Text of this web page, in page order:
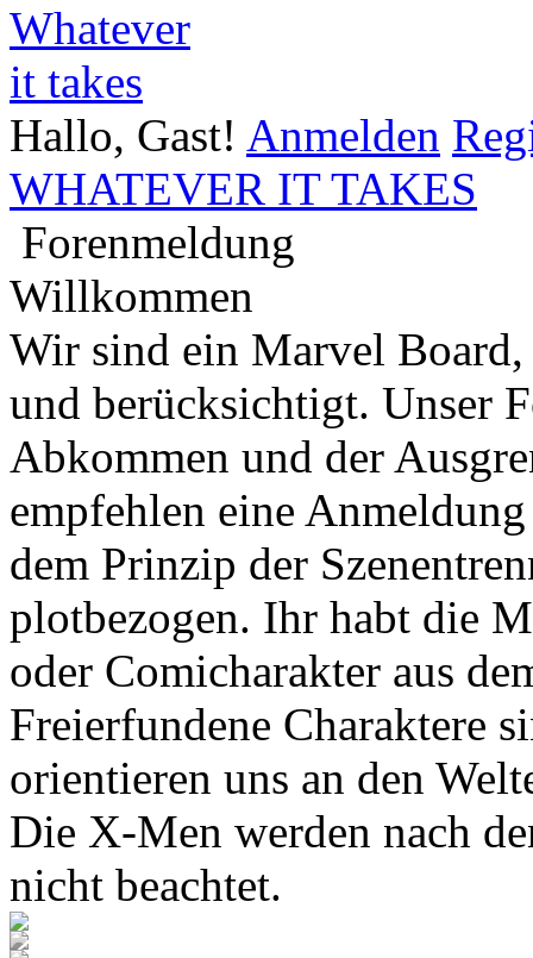
Whatever
it takes
Hallo, Gast! Anmelden
WHATEVER IT TAKES
Forenmeldung
Willkommen
Wir sind ein Marvel
und berücksichtigt. Unser
Abkommen und der
empfehlen eine
dem Prinzip der
plotbezogen. Ihr habt die
oder Comicharakter aus
Freierfundene Charaktere
orientieren uns an den
Die X-Men werden nach
nicht beachtet.